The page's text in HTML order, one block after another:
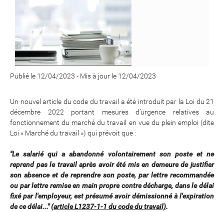
Publié le 12/04/2023 - Mis à jour le 12/04/2023
Un nouvel article du code du travail a été introduit par la Loi du 21
décembre 2022 portant mesures d’urgence relatives au
fonctionnement du marché du travail en vue du plein emploi (dite
Loi « Marché du travail ») qui prévoit que :
"Le salarié qui a abandonné volontairement son poste et ne
reprend pas le travail après avoir été mis en demeure de justifier
son absence et de reprendre son poste, par lettre recommandée
ou par lettre remise en main propre contre décharge, dans le délai
fixé par l'employeur, est présumé avoir démissionné à l'expiration
de ce délai..." (article L1237-1-1 du code du travail).